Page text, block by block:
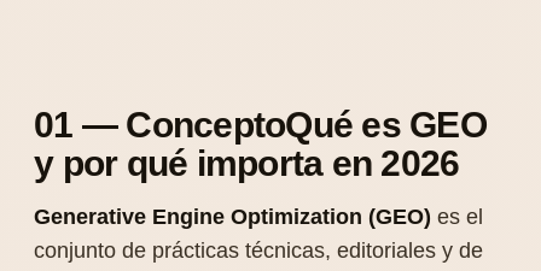
01 — ConceptoQué es GEO
y por qué importa en 2026
Generative Engine Optimization (GEO) es el
conjunto de prácticas técnicas, editoriales y de